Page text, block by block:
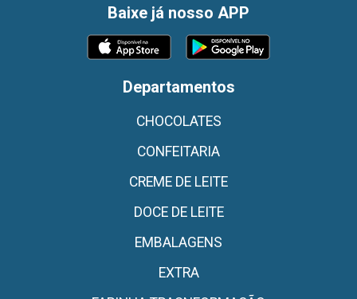
Baixe já nosso APP
Departamentos
CHOCOLATES
CONFEITARIA
CREME DE LEITE
DOCE DE LEITE
EMBALAGENS
EXTRA